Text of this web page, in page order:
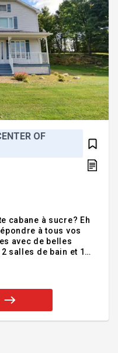
OF
cabane à sucre? Eh
à tous vos
avec de belles
salles de bain et 1
sucre toute équipée
double de 20 pi x 22
béton, 2 remises, sur